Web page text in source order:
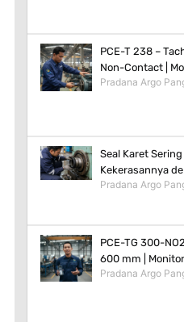
PCE-T 238 –
Non-Contact |
Pradana Argo
Seal Karet
Kekerasannya
Pradana Argo
PCE-TG 300-
600 mm |
Pradana Argo